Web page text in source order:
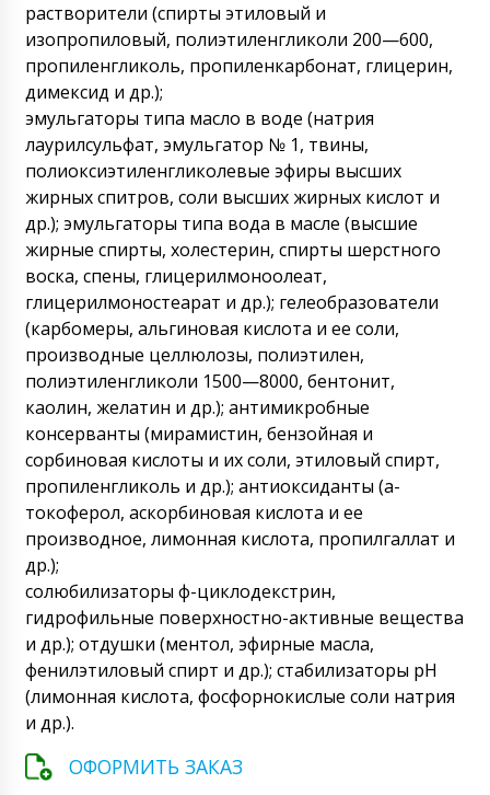
растворители (спирты этиловый и
изопропиловый, полиэтиленгликоли 200—600,
пропиленгликоль, пропиленкарбонат, глицерин,
димексид и др.);
эмульгаторы типа масло в воде (натрия
лаурилсульфат, эмульгатор № 1, твины,
полиоксиэтиленгликолевые эфиры высших
жирных спитров, соли высших жирных кислот и
др.); эмульгаторы типа вода в масле (высшие
жирные спирты, холестерин, спирты шерстного
воска, спены, глицерилмоноолеат,
глицерилмоностеарат и др.); гелеобразователи
(карбомеры, альгиновая кислота и ее соли,
производные целлюлозы, полиэтилен,
полиэтиленгликоли 1500—8000, бентонит,
каолин, желатин и др.); антимикробные
консерванты (мирамистин, бензойная и
сорбиновая кислоты и их соли, этиловый спирт,
пропиленгликоль и др.); антиоксиданты (а-
токоферол, аскорбиновая кислота и ее
производное, лимонная кислота, пропилгаллат и
др.);
солюбилизаторы ф-циклодекстрин,
гидрофильные поверхностно-активные вещества
и др.); отдушки (ментол, эфирные масла,
фенилэтиловый спирт и др.); стабилизаторы рН
(лимонная кислота, фосфорнокислые соли натрия
и др.).
ОФОРМИТЬ ЗАКАЗ
Здравствуйте, Марина. В выходные дни мы
отдыхаем и не имеем возможности
отвечать на сообщения. Поднимите
договор, сроки доставки оборудования на
ваш склад в Северодвинск до 50 рабочих (
не календарных) дней. Меры приняты.
09/08/2026 00:33
Прошу прощения, у меня важная
информация, прошу мой груз ,
автоматическую машину розлива и запайки
стеклянных ампул ALG-10 не доставлять в
Будённовск, в сразу по прибытию в Россию
отправить в Нижневартовск.
09/08/2026 00:43
Роман Цибульский
Здравствуйте Глеб, мы постараемся
решить этот вопрос для Вас.
09/08/2026 00:44
Роторный таблеточный пресс RZK-25 хочу
заказать с доставкой в Казахстан
09/08/2026 00:53
Роман Цибульский
Добрый день, Санжар Мы проверили
информацию по вашему запросу, к
сожалению фабрика остановила
производство данной модели
оборудования. Присылайте на почту
описание вашей задачи, или свяжитесь с